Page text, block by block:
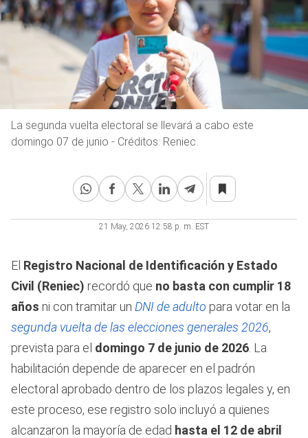
La segunda vuelta electoral se llevará a cabo este
domingo 07 de junio - Créditos: Reniec.
21 May, 2026 12:58 p. m. EST
El Registro Nacional de Identificación y Estado
Civil (Reniec) recordó que no basta con cumplir 18
años ni con tramitar un DNI de adulto para votar en la
segunda vuelta de las elecciones generales 2026,
prevista para el domingo 7 de junio de 2026 . La
habilitación depende de aparecer en el padrón
electoral aprobado dentro de los plazos legales y, en
este proceso, ese registro solo incluyó a quienes
alcanzaron la mayoría de edad hasta el 12 de abril